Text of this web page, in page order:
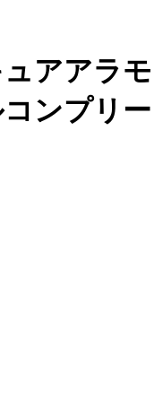
アアラモ
ンプリー